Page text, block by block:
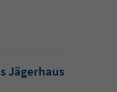
Jägerhaus